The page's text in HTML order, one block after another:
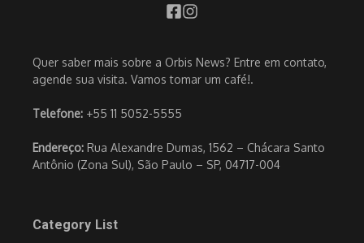
Quer saber mais sobre a Orbis News? Entre em contato,
agende sua visita. Vamos tomar um café!.
Telefone: +55 11 5052-5555
Endereço: Rua Alexandre Dumas, 1562 – Chácara Santo
Antônio (Zona Sul), São Paulo – SP, 04717-004
Category List